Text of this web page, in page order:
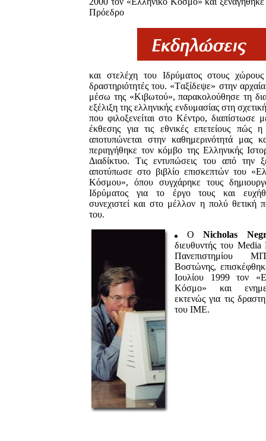
Πρόεδρο
και στελέχη του Iδρύματος στους χώρους
δραστηριότητές του. «Tαξίδεψε» στην
μέσω της «Kιβωτού», παρακολούθησε τη
εξέλιξη της ελληνικής ενδυμασίας στη
που φιλοξενείται στο Kέντρο, διαπίστωσε
έκθεσης για τις εθνικές επετείους πώς η
αποτυπώνεται στην καθημερινότητά μας
περιηγήθηκε τον κόμβο της Ελληνικής
Διαδίκτυο. Tις εντυπώσεις του από την
αποτύπωσε στο βιβλίο επισκεπτών του
Kόσμου», όπου συγχάρηκε τους
Iδρύματος για το έργο τους και
συνεχιστεί και στο μέλλον η πολύ θετική
του.
ONicholas
διευθυντής του
Πανεπιστημίου
Bοστώνης,
Iουλίου 1999 τον
Kόσμο» και
εκτενώς για τις
του IME.